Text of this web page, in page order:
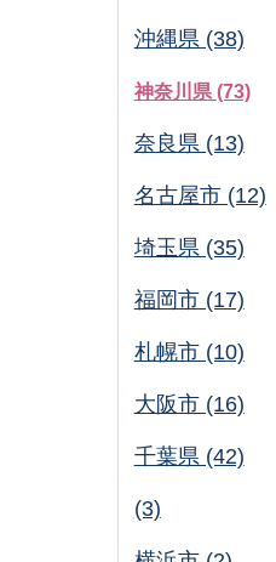
沖縄県 (38)
神奈川県 (73)
奈良県 (13)
名古屋市 (12)
埼玉県 (35)
福岡市 (17)
札幌市 (10)
大阪市 (16)
千葉県 (42)
(3)